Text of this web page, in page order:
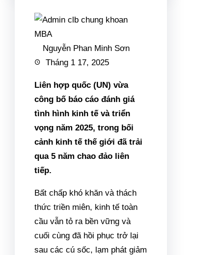
Nguyễn Phan Minh Sơn
Tháng 1 17, 2025
Liên hợp quốc (UN) vừa
công bố báo cáo đánh giá
tình hình kinh tế và triển
vọng năm 2025, trong bối
cảnh kinh tế thế giới đã trải
qua 5 năm chao đảo liên
tiếp.
Bất chấp khó khăn và thách
thức triền miên, kinh tế toàn
cầu vẫn tỏ ra bền vững và
cuối cùng đã hồi phục trở lại
sau các cú sốc, lạm phát giảm